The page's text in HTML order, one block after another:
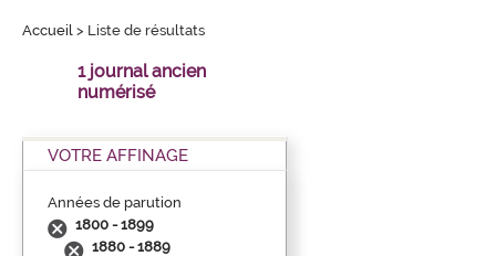
Accueil > Liste de résultats
1 journal ancien
numérisé
VOTRE AFFINAGE
Années de parution
1800 - 1899
1880 - 1889